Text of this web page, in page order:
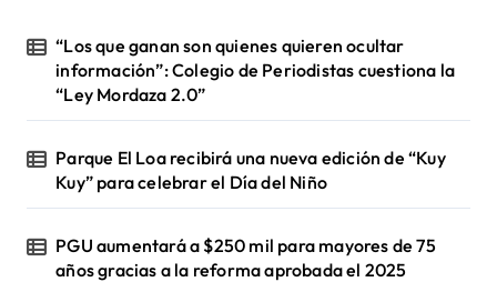
“Los que ganan son quienes quieren ocultar
información”: Colegio de Periodistas cuestiona la
“Ley Mordaza 2.0”
Parque El Loa recibirá una nueva edición de “Kuy
Kuy” para celebrar el Día del Niño
PGU aumentará a $250 mil para mayores de 75
años gracias a la reforma aprobada el 2025